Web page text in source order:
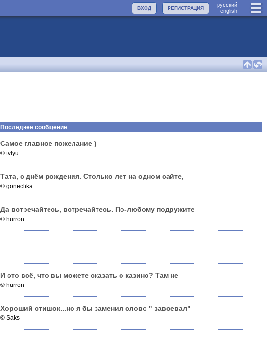
руccкий
english
РЕГИСТРАЦИЯ
ВХОД
Последнее сообщение
Самое главное пожелание )
© tvlyu
Тата, с днём рождения. Столько лет на одном сайте,
© gonechka
Да встречайтесь, встречайтесь. По-любому подружите
© hurron
И это всё, что вы можете сказать о казино? Там не
© hurron
Хороший стишок...но я бы заменил слово " завоевал"
© Saks